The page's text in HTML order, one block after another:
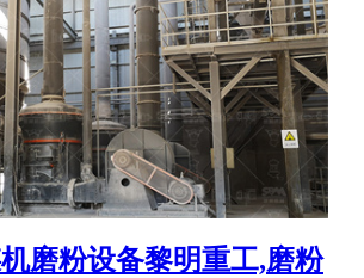
磨粉设备黎明重工,磨粉